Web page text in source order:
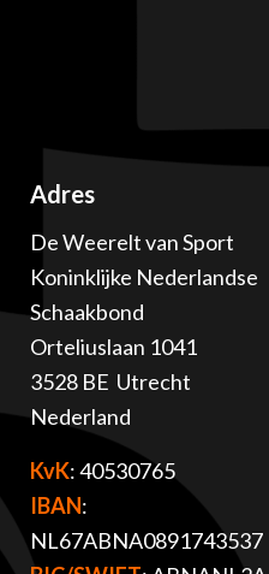
Adres
De Weerelt van Sport
Koninklijke Nederlandse
Schaakbond
Orteliuslaan 1041
3528 BE Utrecht
Nederland
KvK: 40530765
IBAN:
NL67ABNA0891743537